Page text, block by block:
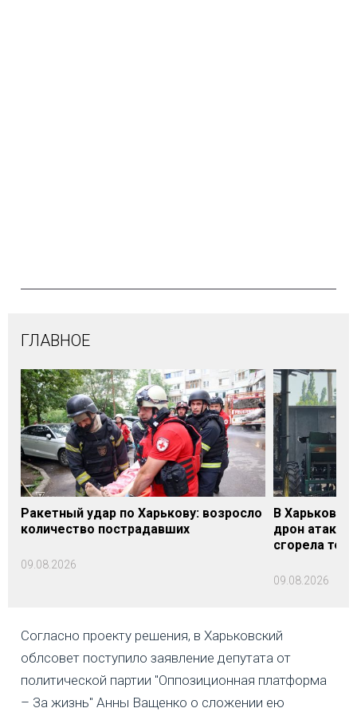
ГЛАВНОЕ
Ракетный удар по Харькову: возросло
количество пострадавших
09.08.2026
В
дрон
сгорела
09.08.2026
Согласно проекту решения, в Харьковский
облсовет поступило заявление депутата от
политической партии "Оппозиционная платформа
– За жизнь" Анны Ващенко о сложении ею